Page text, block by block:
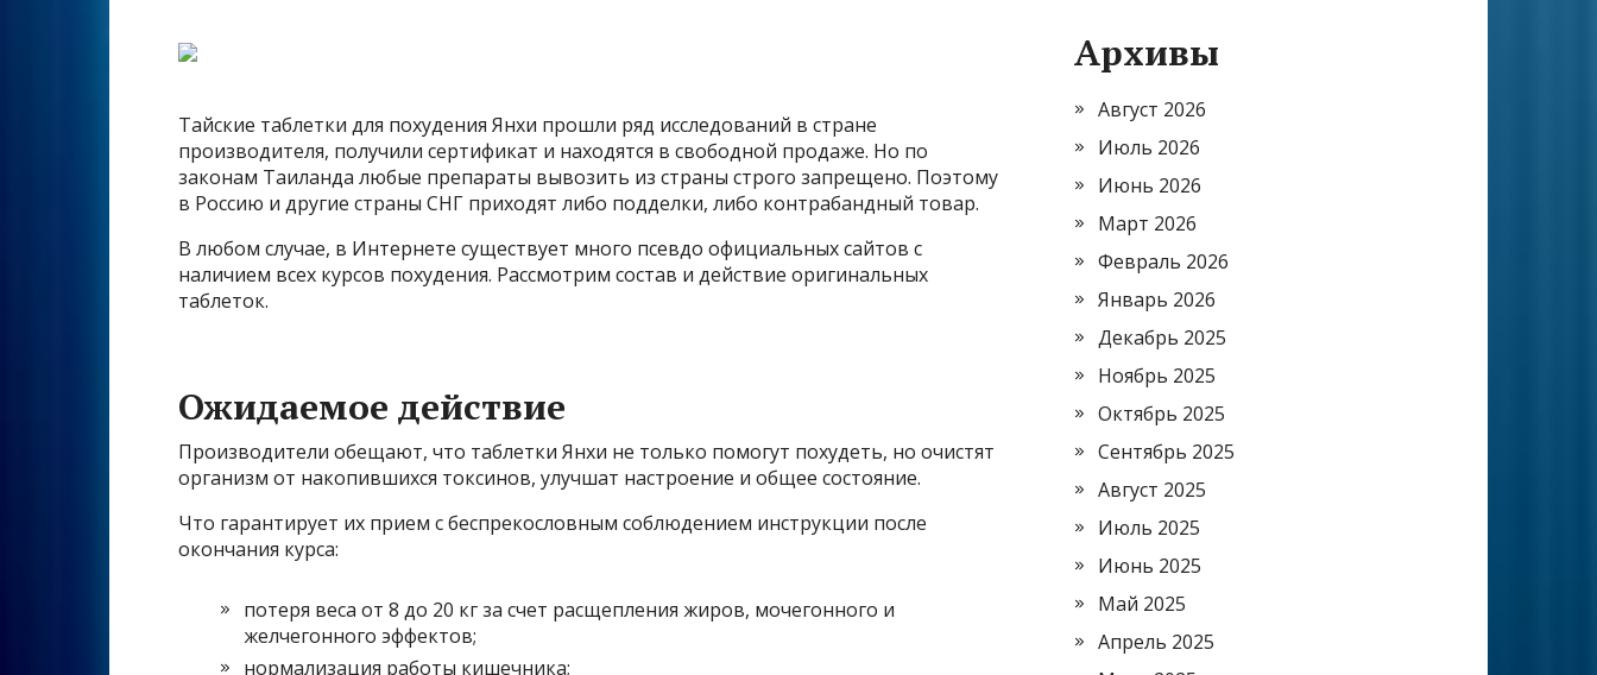
Тайские таблетки для похудения Янхи прошли ряд исследований в стране
производителя, получили сертификат и находятся в свободной продаже. Но по
законам Таиланда любые препараты вывозить из страны строго запрещено. Поэтому
в Россию и другие страны СНГ приходят либо подделки, либо контрабандный товар.
В любом случае, в Интернете существует много псевдо официальных сайтов с
наличием всех курсов похудения. Рассмотрим состав и действие оригинальных
таблеток.
Ожидаемое действие
Производители обещают, что таблетки Янхи не только помогут похудеть, но очистят
организм от накопившихся токсинов, улучшат настроение и общее состояние.
Что гарантирует их прием с беспрекословным соблюдением инструкции после
окончания курса:
потеря веса от 8 до 20 кг за счет расщепления жиров, мочегонного и
желчегонного эффектов;
нормализация работы кишечника;
Архивы
Август 2026
Июль 2026
Июнь 2026
Март 2026
Февраль 2026
Январь 2026
Декабрь 2025
Ноябрь 2025
Октябрь 2025
Сентябрь 2025
Август 2025
Июль 2025
Июнь 2025
Май 2025
Апрель 2025